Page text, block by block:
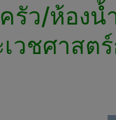
รัว/ห้อง
วชศาส